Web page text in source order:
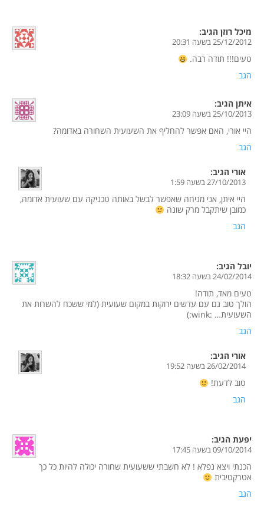
מיכל רוזן הגיב:
25/12/2012 בשעה 20:31
טעים!!! תודה רבה.
הגב
איתן הגיב:
25/10/2013 בשעה 23:09
היי אורי, האם אפשר להחליף את השעועית השחורה באדומה?
הגב
אורי הגיב:
27/10/2013 בשעה 1:59
היי איתן, אני מניחה שאפשר לבשל באותה טכניקה עם שעועית אדומה,
כמובן שיתקבל מרק שונה
הגב
יובל הגיב:
24/02/2014 בשעה 18:32
טעים מאד, תודה!
הולך טוב גם עם עדשים ירוקות במקום שעועית (למי ששכח להשרות את
השעועית… :wink:)
הגב
אורי הגיב:
26/02/2014 בשעה 19:52
טוב לדעת!
הגב
יפעת הגיב:
09/10/2014 בשעה 17:45
הכנתי ויצא נפלא ! לא חשבתי ששעועית שחורה יכולה להיות כל כך
אטרקטיבית
הגב